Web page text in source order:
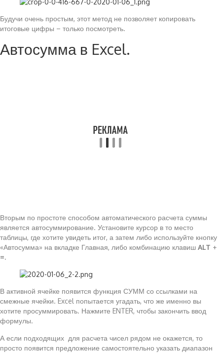
Будучи очень простым, этот метод не позволяет копировать
итоговые цифры – только посмотреть.
Автосумма в Excel.
Вторым по простоте способом автоматического расчета суммы
является автосуммирование. Установите курсор в то место
таблицы, где хотите увидеть итог, а затем либо используйте кнопку
«Автосумма» на вкладке Главная, либо комбинацию клавиш ALT +
=.
В активной ячейке появится функция СУММ со ссылками на
смежные ячейки. Excel попытается угадать, что же именно вы
хотите просуммировать. Нажмите ENTER, чтобы закончить ввод
формулы.
А если подходящих для расчета чисел рядом не окажется, то
просто появится предложение самостоятельно указать диапазон